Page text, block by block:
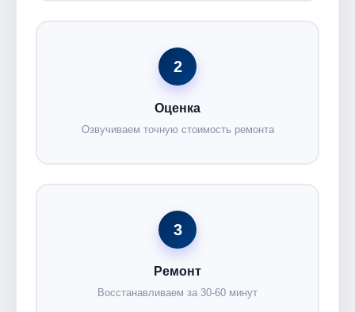
2
Оценка
Озвучиваем точную стоимость ремонта
3
Ремонт
Восстанавливаем за 30-60 минут